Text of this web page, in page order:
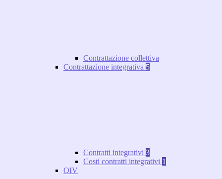
Contrattazione collettiva
Contrattazione integrativa 5
Contratti integrativi 3
Costi contratti integrativi 1
OIV